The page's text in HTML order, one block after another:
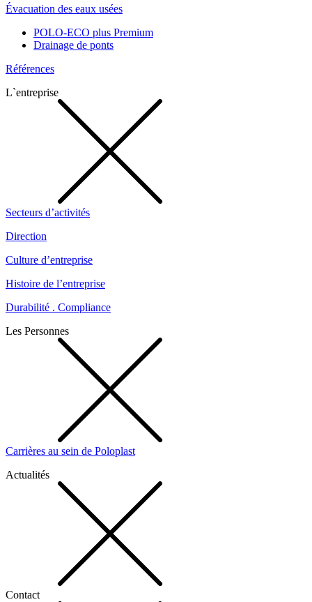
Évacuation des eaux usées
POLO-ECO plus Premium
Drainage de ponts
Références
L`entreprise
Secteurs d’activités
Direction
Culture d’entreprise
Histoire de l’entreprise
Durabilité . Compliance
Les Personnes
Carrières au sein de Poloplast
Actualités
Contact